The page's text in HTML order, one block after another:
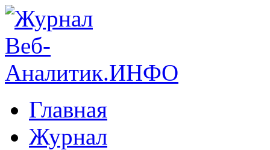
Главная
Журнал